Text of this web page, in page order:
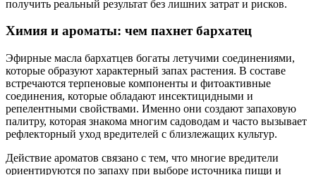
получить реальный результат без лишних затрат и рисков.
Химия и ароматы: чем пахнет бархатец
Эфирные масла бархатцев богаты летучими соединениями,
которые образуют характерный запах растения. В составе
встречаются терпеновые компоненты и фитоактивные
соединения, которые обладают инсектицидными и
репелентными свойствами. Именно они создают запаховую
палитру, которая знакома многим садоводам и часто вызывает
рефлекторный уход вредителей с близлежащих культур.
Действие ароматов связано с тем, что многие вредители
ориентируются по запаху при выборе источника пищи и